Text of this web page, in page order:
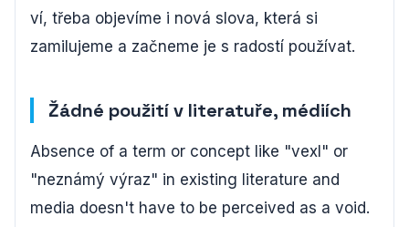
ví, třeba objevíme i nová slova, která si
zamilujeme a začneme je s radostí používat.
Žádné použití v literatuře, médiích
Absence of a term or concept like "vexl" or
"neznámý výraz" in existing literature and
media doesn't have to be perceived as a void.